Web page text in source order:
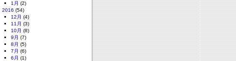
1月 (2)
2016 (54)
12月 (4)
11月 (3)
10月 (8)
9月 (7)
8月 (5)
7月 (6)
6月 (1)